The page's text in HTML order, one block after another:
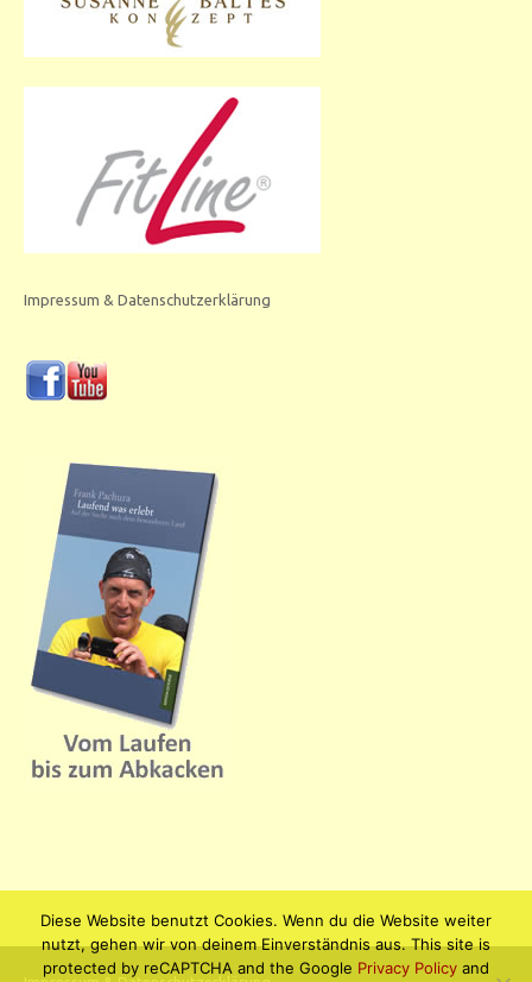
Impressum & Datenschutzerklärung
Diese Website benutzt Cookies. Wenn du die Website weiter
nutzt, gehen wir von deinem Einverständnis aus. This site is
protected by reCAPTCHA and the Google Privacy Policy and